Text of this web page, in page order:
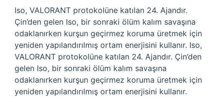
Iso, VALORANT protokolüne katılan 24. Ajandır.
Çin’den gelen Iso, bir sonraki ölüm kalım savaşına
odaklanırken kurşun geçirmez koruma üretmek için
yeniden yapılandırılmış ortam enerjisini kullanır. Iso,
VALORANT protokolüne katılan 24. Ajandır. Çin’den
gelen Iso, bir sonraki ölüm kalım savaşına
odaklanırken kurşun geçirmez koruma üretmek için
yeniden yapılandırılmış ortam enerjisini kullanır.